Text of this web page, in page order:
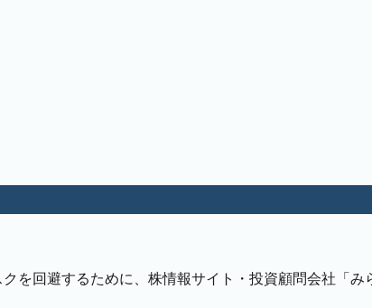
回避するために、株情報サイト・投資顧問会社「み